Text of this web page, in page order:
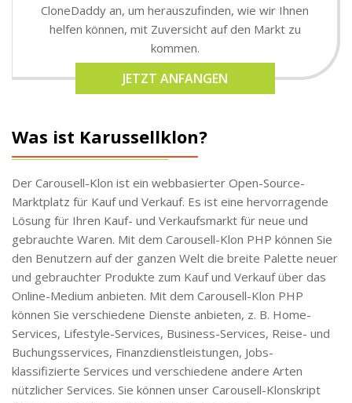
CloneDaddy an, um herauszufinden, wie wir Ihnen
helfen können, mit Zuversicht auf den Markt zu
kommen.
JETZT ANFANGEN
Was ist Karussellklon?
Der Carousell-Klon ist ein webbasierter Open-Source-
Marktplatz für Kauf und Verkauf. Es ist eine hervorragende
Lösung für Ihren Kauf- und Verkaufsmarkt für neue und
gebrauchte Waren. Mit dem Carousell-Klon PHP können Sie
den Benutzern auf der ganzen Welt die breite Palette neuer
und gebrauchter Produkte zum Kauf und Verkauf über das
Online-Medium anbieten. Mit dem Carousell-Klon PHP
können Sie verschiedene Dienste anbieten, z. B. Home-
Services, Lifestyle-Services, Business-Services, Reise- und
Buchungsservices, Finanzdienstleistungen, Jobs-
klassifizierte Services und verschiedene andere Arten
nützlicher Services. Sie können unser Carousell-Klonskript